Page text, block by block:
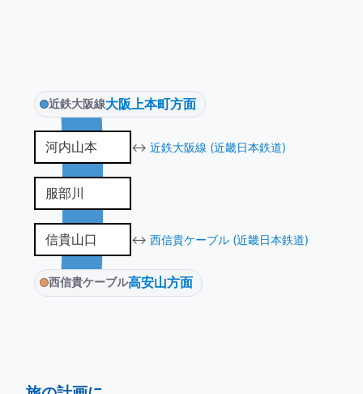
近鉄大阪線大阪上本町方面
河内山本 ↔ 近鉄大阪線 (近畿日本鉄道)
服部川
信貴山口 ↔ 西信貴ケーブル (近畿日本鉄道)
西信貴ケーブル高安山方面